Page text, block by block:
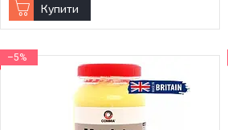
Купити
–5%